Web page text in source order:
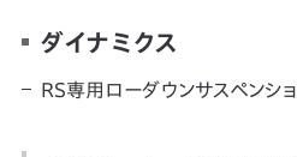
ダイナミクス
RS専用ローダウンサスペンシ